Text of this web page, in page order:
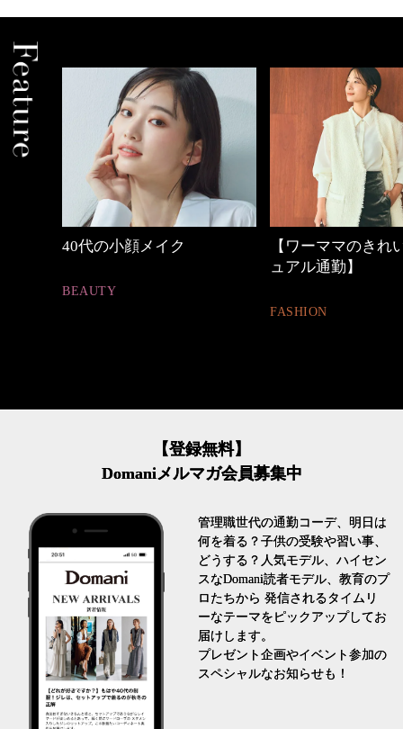
【ワーママのきれいめカジ
心地よくいられる
とは
FASHION
【登録無料】
Domaniメルマガ会員募集中
管理職世代の通勤コーデ、明日は
何を着る？子供の受験や習い事、
どうする？人気モデル、ハイセン
スなDomani読者モデル、教育のプ
ロたちから 発信されるタイムリ
ーなテーマをピックアップしてお
届けします。
プレゼント企画やイベント参加の
スペシャルなお知らせも！